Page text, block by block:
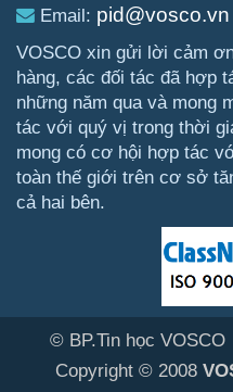
Email: pid@vosco.vn
VOSCO xin gửi lời cảm
hàng, các đối tác đã hợp
những năm qua và mong
tác với quý vị trong thời
mong có cơ hội hợp tác
toàn thế giới trên cơ sở
cả hai bên.
© BP.Tin học
Copyright © 2008